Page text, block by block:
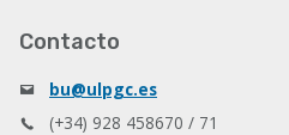
Contacto
bu@ulpgc.es
(+34) 928 458670 / 71